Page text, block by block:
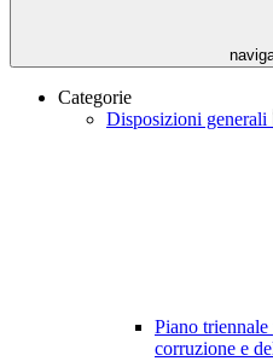
Categorie
Disposizioni generali
Piano
corruzione e